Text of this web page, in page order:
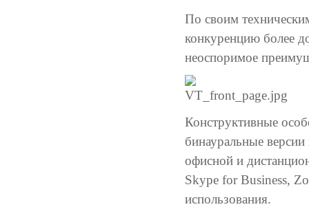
По своим
конкуренцию более
неоспоримое
Конструктивные
бинауральные
офисной и
Skype for Business,
использования.